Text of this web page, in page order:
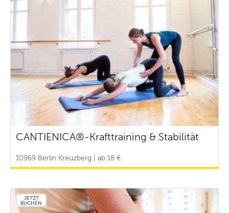
CANTIENICA®-Krafttraining & Stabilität
10969 Berlin Kreuzberg | ab 18 €
JETZT
BUCHEN